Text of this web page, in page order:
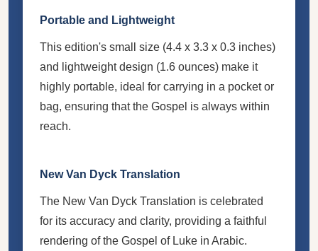
Portable and Lightweight
This edition's small size (4.4 x 3.3 x 0.3 inches)
and lightweight design (1.6 ounces) make it
highly portable, ideal for carrying in a pocket or
bag, ensuring that the Gospel is always within
reach.
New Van Dyck Translation
The New Van Dyck Translation is celebrated
for its accuracy and clarity, providing a faithful
rendering of the Gospel of Luke in Arabic.